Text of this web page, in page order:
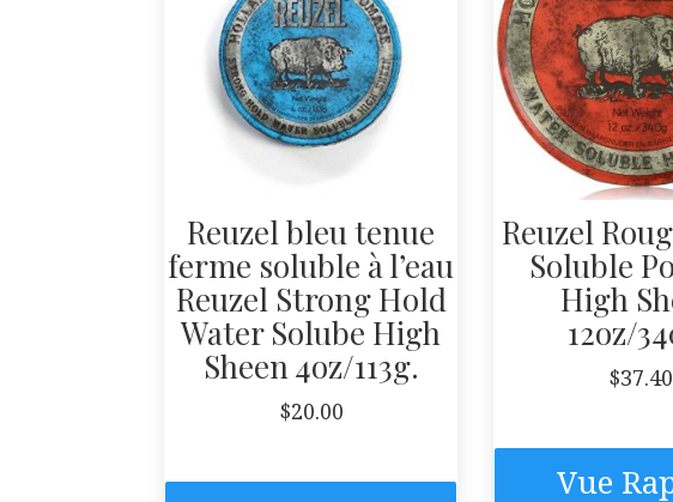
Reuzel bleu tenue
ferme soluble à l’eau
Reuzel Strong Hold
Water Solube High
Sheen 4oz/113g.
$20.00
Reuzel
Soluble
High
12oz/
$37.40
Vue